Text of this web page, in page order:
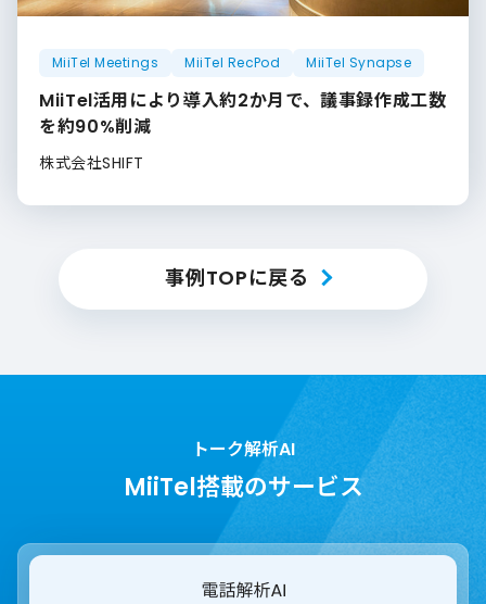
MiiTel Meetings MiiTel RecPod MiiTel Synapse
MiiTel活用により導入約2か月で、議事録作成工数
を約90%削減
株式会社SHIFT
事例TOPに戻る
トーク解析AI
MiiTel搭載のサービス